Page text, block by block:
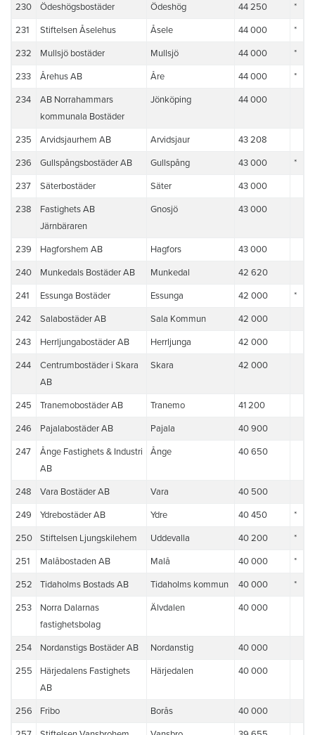
230 Ödeshögsbostäder Ödeshög 44 250 *
231 Stiftelsen Åselehus Åsele 44 000 *
232 Mullsjö bostäder Mullsjö 44 000 *
233 Årehus AB Åre 44 000 *
234
AB Norrahammars
kommunala Bostäder
Jönköping 44 000
235 Arvidsjaurhem AB Arvidsjaur 43 208
236 Gullspångsbostäder AB Gullspång 43 000 *
237 Säterbostäder Säter 43 000
238
Fastighets AB
Järnbäraren
Gnosjö 43 000
239 Hagforshem AB Hagfors 43 000
240 Munkedals Bostäder AB Munkedal 42 620
241 Essunga Bostäder Essunga 42 000 *
242 Salabostäder AB Sala Kommun 42 000
243 Herrljungabostäder AB Herrljunga 42 000
244
Centrumbostäder i Skara
AB
Skara 42 000
245 Tranemobostäder AB Tranemo 41 200
246 Pajalabostäder AB Pajala 40 900
247
Ånge Fastighets & Industri
AB
Ånge 40 650
248 Vara Bostäder AB Vara 40 500
249 Ydrebostäder AB Ydre 40 450 *
250 Stiftelsen Ljungskilehem Uddevalla 40 200 *
251 Malåbostaden AB Malå 40 000 *
252 Tidaholms Bostads AB Tidaholms kommun 40 000 *
253
Norra Dalarnas
fastighetsbolag
Älvdalen 40 000
254 Nordanstigs Bostäder AB Nordanstig 40 000
255
Härjedalens Fastighets
AB
Härjedalen 40 000
256 Fribo Borås 40 000